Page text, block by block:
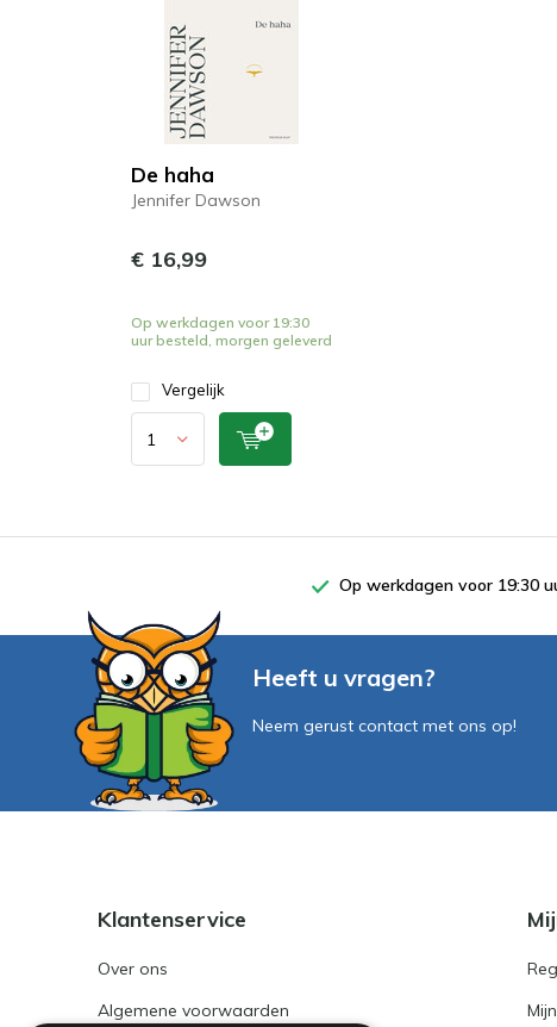
De haha
Jennifer Dawson
€ 16,99
Op werkdagen voor 19:30
uur besteld, morgen geleverd
Vergelijk
Op werkdagen voor 19:30
Heeft u vragen?
Neem gerust contact met ons op!
Klantenservice
Over ons
Algemene voorwaarden